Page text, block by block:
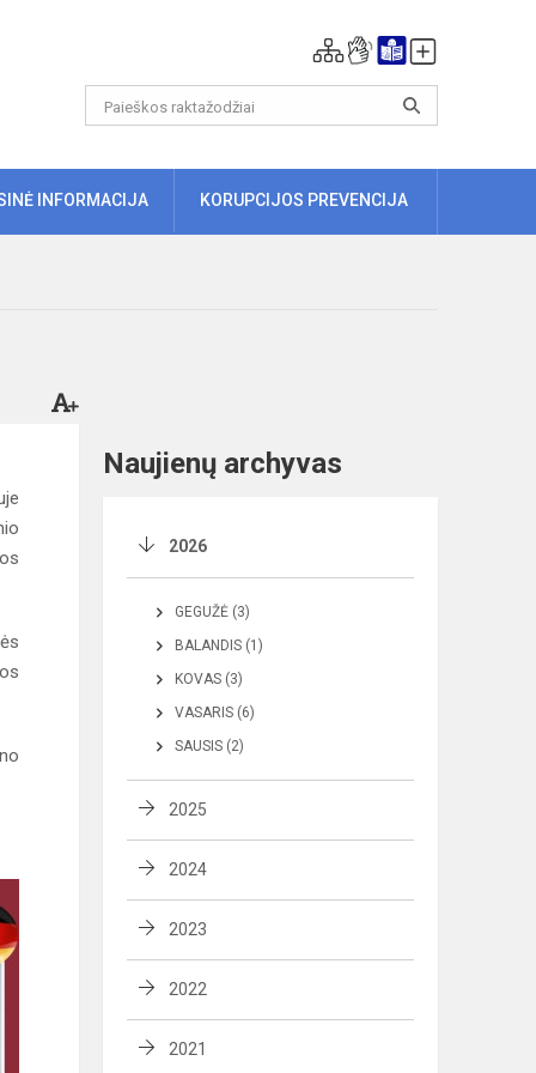
INFORMACIJA KORUPCIJOS PREVENCIJA
Naujienų archyvas
2026
GEGUŽĖ (3)
BALANDIS (1)
KOVAS (3)
VASARIS (6)
SAUSIS (2)
2025
2024
2023
2022
2021